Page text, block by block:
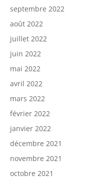
septembre 2022
août 2022
juillet 2022
juin 2022
mai 2022
avril 2022
mars 2022
février 2022
janvier 2022
décembre 2021
novembre 2021
octobre 2021